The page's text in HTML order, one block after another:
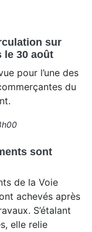
sur
le 30 août
pour l’une des
du
sont
de la Voie
achevés après
S’étalant
elle relie